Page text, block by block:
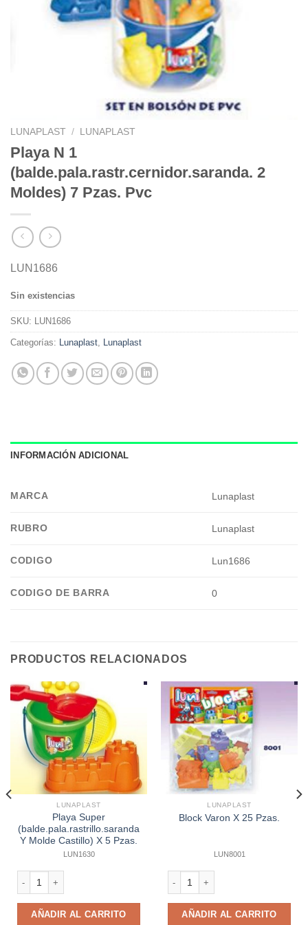
LUNAPLAST / LUNAPLAST
Playa N 1
(balde.pala.rastr.cernidor.saranda. 2
Moldes) 7 Pzas. Pvc
LUN1686
Sin existencias
SKU: LUN1686
Categorías: Lunaplast, Lunaplast
INFORMACIÓN ADICIONAL
MARCA Lunaplast
RUBRO Lunaplast
CODIGO Lun1686
CODIGO DE BARRA 0
PRODUCTOS RELACIONADOS
LUNAPLAST
Playa Super
(balde.pala.rastrillo.saranda
Y Molde Castillo) X 5 Pzas.
LUN1630
AÑADIR AL CARRITO
LUNAPLAST
Block Varon X 25 Pzas.
LUN8001
AÑADIR AL CARRITO